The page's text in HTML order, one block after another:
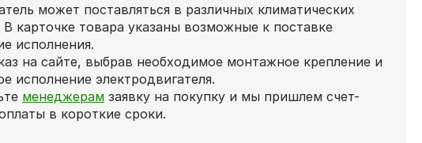
может поставляться в различных климатических
В карточке товара указаны возможные к поставке
исполнения.
на сайте, выбрав необходимое монтажное крепление и
исполнение электродвигателя.
менеджерам заявку на покупку и мы пришлем счет-
в короткие сроки.